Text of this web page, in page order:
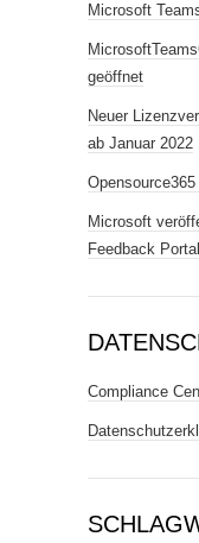
Microsoft
geöffnet
Neuer
ab Januar 2022
Microsoft
Feedback Portal
Compliance